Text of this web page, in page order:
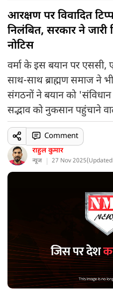
आरक्षण पर विवादित
निलंबित, सरकार ने
नोटिस
वर्मा के इस बयान पर
साथ-साथ ब्राह्मण समाज ने
संगठनों ने बयान को
सद्भाव को नुकसान पहुंचाने
राहुल कुमार
न्यूज 27 Nov 2025(
Comment